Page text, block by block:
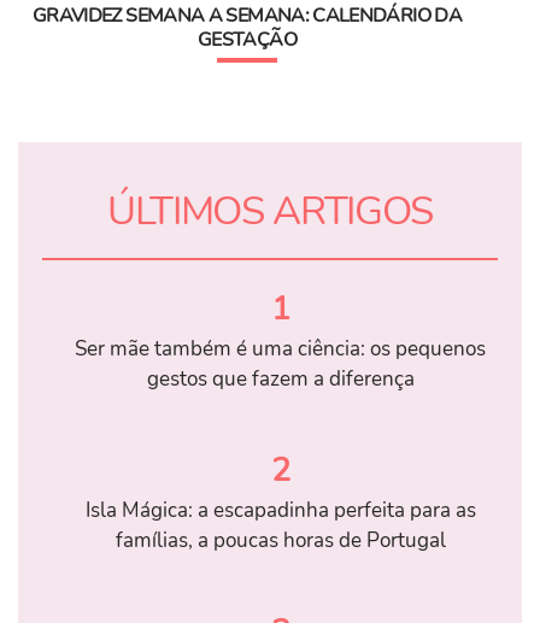
GRAVIDEZ SEMANA A SEMANA: CALENDÁRIO DA
GESTAÇÃO
ÚLTIMOS ARTIGOS
1
Ser mãe também é uma ciência: os pequenos
gestos que fazem a diferença
2
Isla Mágica: a escapadinha perfeita para as
famílias, a poucas horas de Portugal